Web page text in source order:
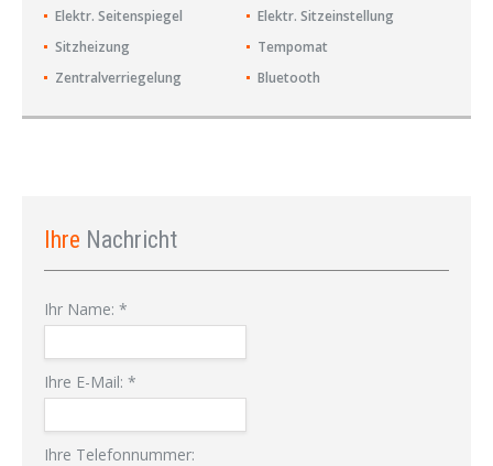
Elektr. Seitenspiegel
Elektr. Sitzeinstellung
Sitzheizung
Tempomat
Zentralverriegelung
Bluetooth
Ihre Nachricht
Ihr Name: *
Ihre E-Mail: *
Ihre Telefonnummer: